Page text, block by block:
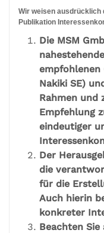
Wir weisen ausdrücklich
Publikation
Die MSM
empfohlenen
Nakiki SE)
Rahmen und
Empfehlung
eindeutiger
Der
die
für die
Auch hierin
konkreter
Beachten